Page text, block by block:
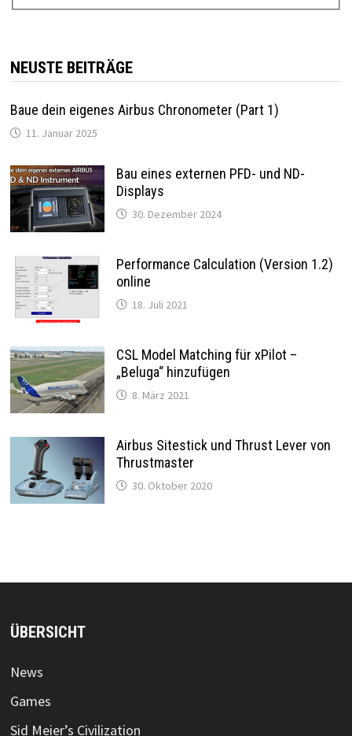
NEUSTE BEITRÄGE
Baue dein eigenes Airbus Chronometer (Part 1)
11. Januar 2025
Bau eines externen PFD- und ND-
Displays
30. Dezember 2024
Performance Calculation (Version 1.2)
online
18. Juli 2021
CSL Model Matching für xPilot –
„Beluga“ hinzufügen
8. März 2021
Airbus Sitestick und Thrust Lever von
Thrustmaster
30. Oktober 2020
ÜBERSICHT
News
Games
Sid Meier’s Civilization